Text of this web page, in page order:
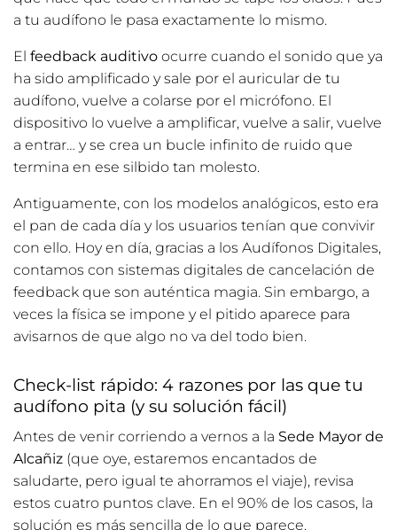
a tu audífono le pasa exactamente lo mismo.
El feedback auditivo ocurre cuando el sonido que ya
ha sido amplificado y sale por el auricular de tu
audífono, vuelve a colarse por el micrófono. El
dispositivo lo vuelve a amplificar, vuelve a salir, vuelve
a entrar… y se crea un bucle infinito de ruido que
termina en ese silbido tan molesto.
Antiguamente, con los modelos analógicos, esto era
el pan de cada día y los usuarios tenían que convivir
con ello. Hoy en día, gracias a los Audífonos Digitales,
contamos con sistemas digitales de cancelación de
feedback que son auténtica magia. Sin embargo, a
veces la física se impone y el pitido aparece para
avisarnos de que algo no va del todo bien.
Check-list rápido: 4 razones por las que tu
audífono pita (y su solución fácil)
Antes de venir corriendo a vernos a la Sede Mayor de
Alcañiz (que oye, estaremos encantados de
saludarte, pero igual te ahorramos el viaje), revisa
estos cuatro puntos clave. En el 90% de los casos, la
solución es más sencilla de lo que parece.